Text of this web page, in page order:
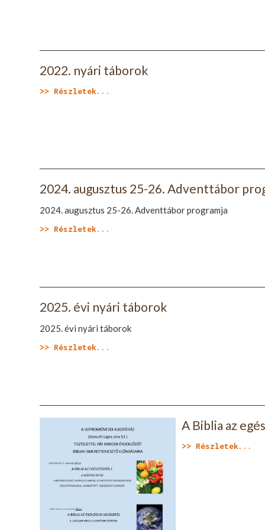
2022. nyári táborok
>> Részletek...
2024. augusztus 25-26. Adventtábor
2024. augusztus 25-26. Adventtábor programja
>> Részletek...
2025. évi nyári táborok
2025. évi nyári táborok
>> Részletek...
A Biblia az
>> Részletek...